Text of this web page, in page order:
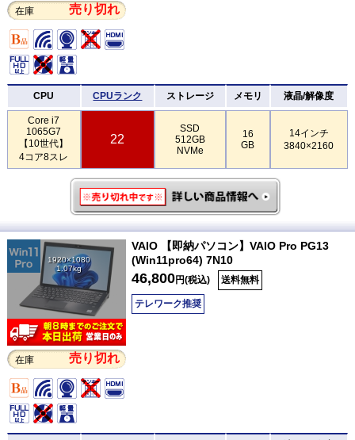
在庫 売り切れ
CPU CPUランク ストレージ メモリ 液晶/解像度
Core i7
1065G7
【10世代】
4コア8スレ
22
SSD
512GB
NVMe
16
GB
14インチ
3840×2160
1920×1080
1.07kg
在庫 売り切れ
VAIO 【即納パソコン】VAIO Pro PG13
(Win11pro64) 7N10
46,800円(税込) 送料無料
テレワーク推奨